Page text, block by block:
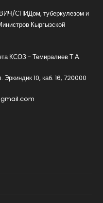
ВИЧ/СПИДом, туберкулезом и
Кыргызской
КСОЗ - Темиралиев Т.А.
10, каб. 16, 720000